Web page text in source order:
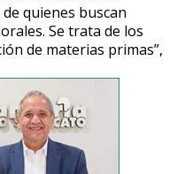
quienes buscan
Se trata de los
de materias primas”,